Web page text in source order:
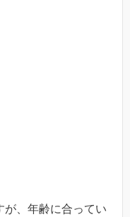
が、年齢に合ってい